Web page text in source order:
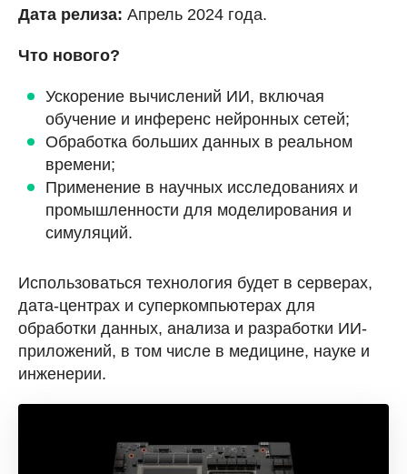
Дата релиза: Апрель 2024 года.
Что нового?
Ускорение вычислений ИИ, включая
обучение и инференс нейронных сетей;
Обработка больших данных в реальном
времени;
Применение в научных исследованиях и
промышленности для моделирования и
симуляций.
Использоваться технология будет в серверах,
дата-центрах и суперкомпьютерах для
обработки данных, анализа и разработки ИИ-
приложений, в том числе в медицине, науке и
инженерии.